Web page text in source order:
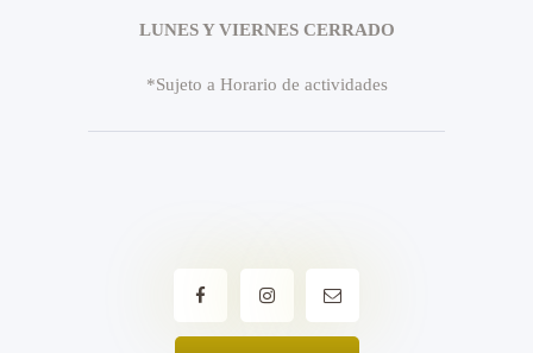
LUNES Y VIERNES CERRADO
*Sujeto a Horario de actividades